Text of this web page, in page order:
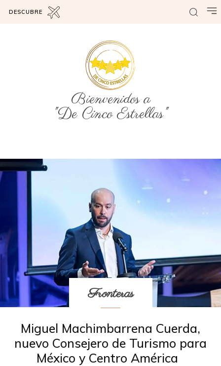
DESCUBRE
Bienvenidos a
"De Cinco Estrellas"
Fronteras
Miguel Machimbarrena Cuerda,
nuevo Consejero de Turismo para
México y Centro América